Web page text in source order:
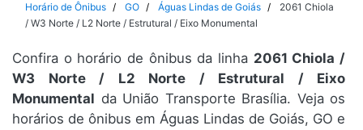
Rio de Janeiro
Espírito Santo
Paraná
Horário de Ônibus GO Águas Lindas de Goiás
2061 Chiola
/ W3 Norte / L2 Norte / Estrutural / Eixo Monumental
Confira o horário de ônibus da linha 2061 Chiola /
W3 Norte / L2 Norte / Estrutural / Eixo
Monumental da União Transporte Brasília. Veja os
horários de ônibus em Águas Lindas de Goiás, GO e